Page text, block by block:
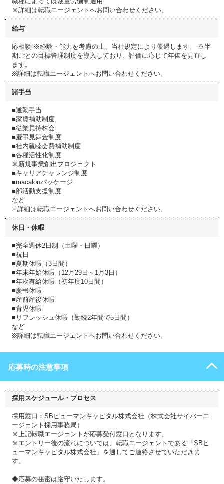
※詳細は転職エージェントへお問い合わせください。
給与
応相談 ※経験・能力を考慮の上、当社規定により優遇します。 ※半
期ごとの目標管理制度を導入しており、評価に応じて年俸を見直し
ます。
※詳細は転職エージェントへお問い合わせください。
諸手当
■通勤手当
■家賃補助制度
■従業員持株会
■慶弔見舞金制度
■社内親睦会費補助制度
■各種活性化制度
※新規事業創出プロジェクト
■キャリアチャレンジ制度
■macalonパッケージ
■部活動支援制度
など
※詳細は転職エージェントへお問い合わせください。
休日・休暇
■完全週休2日制（土曜・日曜）
■祝日
■夏期休暇（3日間）
■年末年始休暇（12月29日～1月3日）
■年次有給休暇（初年度10日間）
■慶弔休暇
■産前産後休暇
■育児休暇
■リフレッシュ休暇（勤続2年間で5日間）
など
※詳細は転職エージェントへお問い合わせください。
応募時の注意事項
採用スケジュール・プロセス
採用窓口：SBヒューマンキャピタル株式会社（株式会社サイバーエ
ージェント採用事務局）
※上記転職エージェントが応募受付窓口となります。
※エントリー後の流れについては、転職エージェントである「SBヒ
ューマンキャピタル株式会社」を通してご連絡させていただきま
す。
◆応募の秘密は厳守いたします。